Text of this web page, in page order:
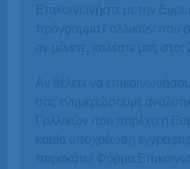
Επικοινωνήστε με την
πρόγραμμα Γαλλικών που
αν μένετε, καλέστε μας στο:
Αν θέλετε να
σας ενημερώσουμε
Γαλλικών που παρέχει η
καμία υποχρέωση
παρακάτω Φόρμα